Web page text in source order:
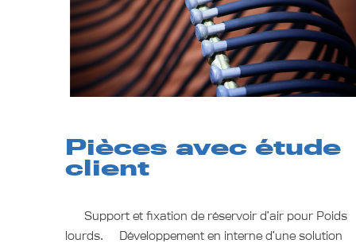
Pièces avec étude
client
Support et fixation de réservoir d’air pour Poids
lourds. Développement en interne d’une solution